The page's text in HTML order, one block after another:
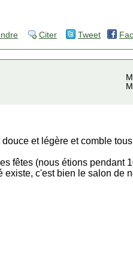
Citer Tweet
et légère et comble
fêtes (nous étions pendant
c'est bien le salon de